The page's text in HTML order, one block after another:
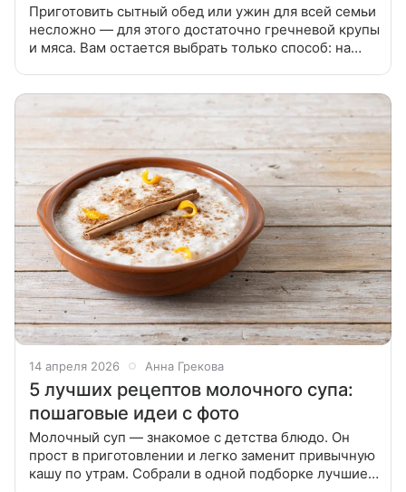
Приготовить сытный обед или ужин для всей семьи
несложно — для этого достаточно гречневой крупы
и мяса. Вам остается выбрать только способ: на
14 апреля 2026 Анна Грекова
5 лучших рецептов молочного супа:
пошаговые идеи с фото
Молочный суп — знакомое с детства блюдо. Он
прост в приготовлении и легко заменит привычную
кашу по утрам. Собрали в одной подборке лучшие